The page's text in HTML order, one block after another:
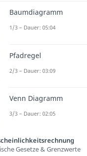
weißt du dann
Wahrscheinlichkeit
(„Zahl“). Das ist
also im Beispiel
Bernoulli
Definition
Bei einem Bernoulli
betrachtest du eine
Baumdiagramm
1/3 – Dauer: 05:04
Pfadregel
2/3 – Dauer: 03:09
Venn Diagramm
3/3 – Dauer: 02:05
Gesetze & Grenzwerte